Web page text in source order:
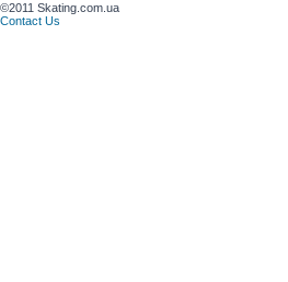
©2011 Skating.com.ua
Contact Us